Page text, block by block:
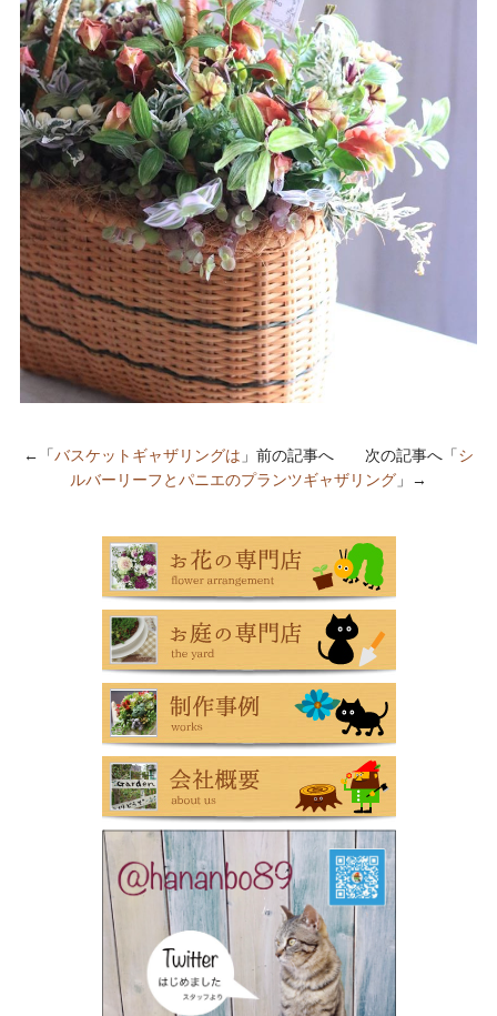
←「バスケットギャザリングは 」前の記事へ 次の記事へ「シ
ルバーリーフとパニエのプランツギャザリング 」→